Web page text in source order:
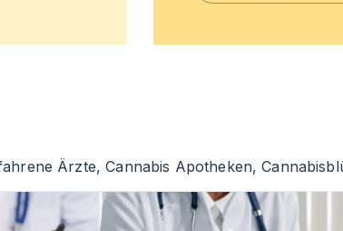
Ärzte, Cannabis Apotheken,